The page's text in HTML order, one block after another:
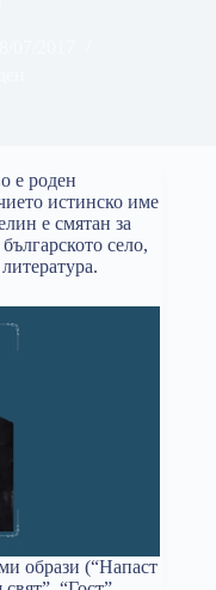
е роден
истинско име
е смятан за
село,
образи (“Напаст